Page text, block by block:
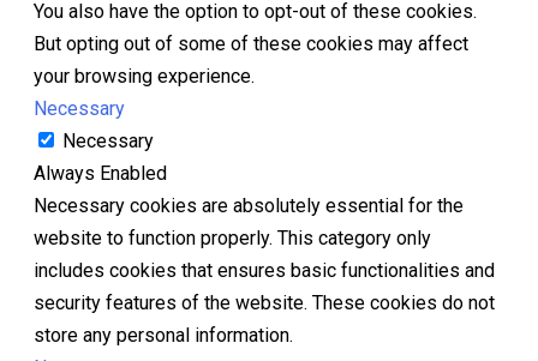
You also have the option to opt-out of these cookies.
But opting out of some of these cookies may affect
your browsing experience.
Necessary
Necessary
Always Enabled
Necessary cookies are absolutely essential for the
website to function properly. This category only
includes cookies that ensures basic functionalities and
security features of the website. These cookies do not
store any personal information.